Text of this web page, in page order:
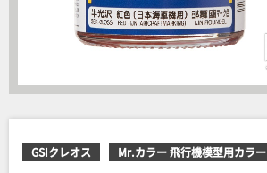
GSIクレオス Mr.カラー 飛行機模型用カラー